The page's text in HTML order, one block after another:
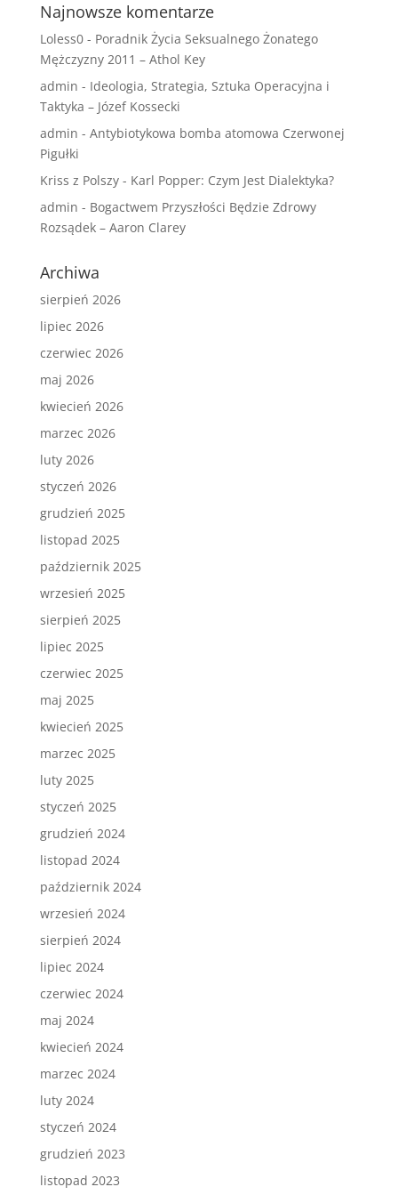
Najnowsze komentarze
Loless0- Poradnik Życia Seksualnego Żonatego
Mężczyzny 2011 – Athol Key
admin - Ideologia, Strategia, Sztuka Operacyjna i
Taktyka – Józef Kossecki
admin - Antybiotykowa bomba atomowa Czerwonej
Pigułki
Kriss z Polszy- Karl Popper: Czym Jest Dialektyka?
admin - Bogactwem Przyszłości Będzie Zdrowy
Rozsądek – Aaron Clarey
Archiwa
sierpień 2026
lipiec 2026
czerwiec 2026
maj 2026
kwiecień 2026
marzec 2026
luty 2026
styczeń 2026
grudzień 2025
listopad 2025
październik 2025
wrzesień 2025
sierpień 2025
lipiec 2025
czerwiec 2025
maj 2025
kwiecień 2025
marzec 2025
luty 2025
styczeń 2025
grudzień 2024
listopad 2024
październik 2024
wrzesień 2024
sierpień 2024
lipiec 2024
czerwiec 2024
maj 2024
kwiecień 2024
marzec 2024
luty 2024
styczeń 2024
grudzień 2023
listopad 2023